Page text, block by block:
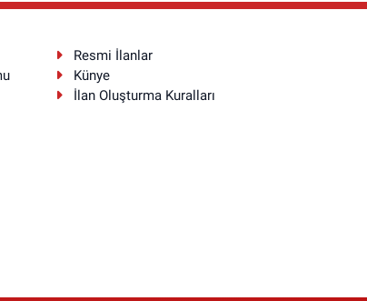
Resmi İlanlar
Künye
İlan Oluşturma Kuralları